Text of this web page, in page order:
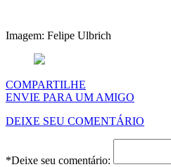
Imagem: Felipe Ulbrich
COMPARTILHE
ENVIE PARA UM AMIGO
DEIXE SEU COMENTÁRIO
*Deixe seu comentário: